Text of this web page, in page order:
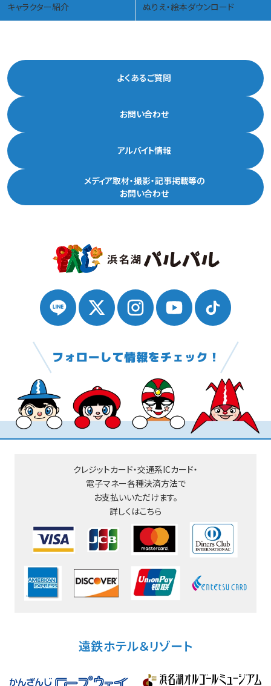
キャラクター紹介 ぬりえ・絵本ダウンロード
よくあるご質問
お問い合わせ
アルバイト情報
メディア取材・撮影・記事掲載等の
お問い合わせ
クレジットカード・交通系ICカード・
電子マネー各種決済方法で
お支払いいただけます。
詳しくはこちら
遠鉄ホテル＆リゾート